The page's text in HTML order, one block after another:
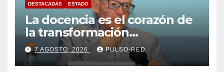
DESTACADAS ESTADO
La docencia es el corazón de
la transformación
universitaria: Rector de la
UATx
7 AGOSTO, 2026 PULSO-RED